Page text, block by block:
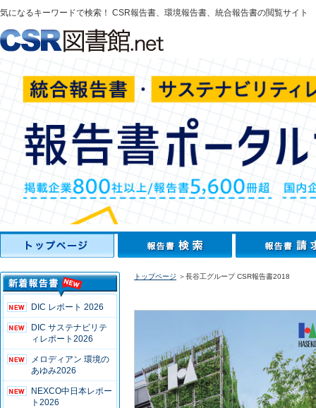
気になるキーワードで検索！ CSR報告書、環境報告書、統合報告書の閲覧サイト
DIC レポート 2026
DIC サステナビリテ
ィレポート2026
メロディアン 環境の
あゆみ2026
NEXCO中日本レポー
ト2026
トップページ ＞長谷工グループ CSR報告書2018